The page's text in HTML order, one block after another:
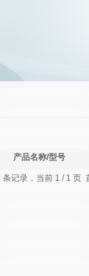
产品名称/型号
条记录，当前 1 / 1